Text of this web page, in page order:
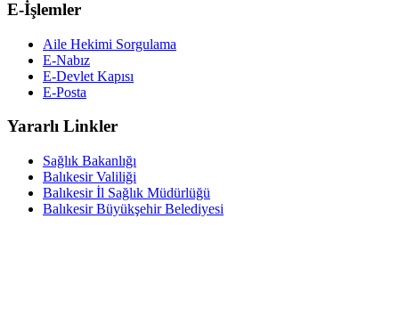
E-İşlemler
Aile Hekimi Sorgulama
E-Nabız
E-Devlet Kapısı
E-Posta
Yararlı Linkler
Sağlık Bakanlığı
Balıkesir Valiliği
Balıkesir İl Sağlık Müdürlüğü
Balıkesir Büyükşehir Belediyesi